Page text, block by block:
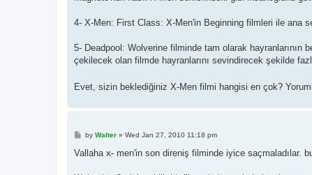
4- X-Men: First Class: X-Men'in Beginning filmleri ile ana
5- Deadpool: Wolverine filminde tam olarak
çekilecek olan filmde hayranlarını sevindirecek şekilde
Evet, sizin beklediğiniz X-Men filmi hangisi en çok?
P
s
by Walter» Wed Jan 27, 2010 11:18 pm
Vallaha x- men'in son direniş filminde iyice saçmaladılar.